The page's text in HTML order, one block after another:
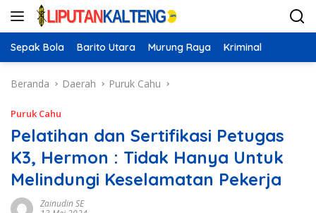
Langsung
Sepak Bola Barito Utara Murung Raya Kriminal
Beranda Daerah Puruk Cahu
Puruk Cahu
Pelatihan dan Sertifikasi Petugas
K3, Hermon : Tidak Hanya Untuk
Melindungi Keselamatan Pekerja
Zainudin SE